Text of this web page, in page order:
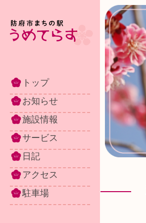
トップ
お知らせ
施設情報
サービス
日記
アクセス
駐車場